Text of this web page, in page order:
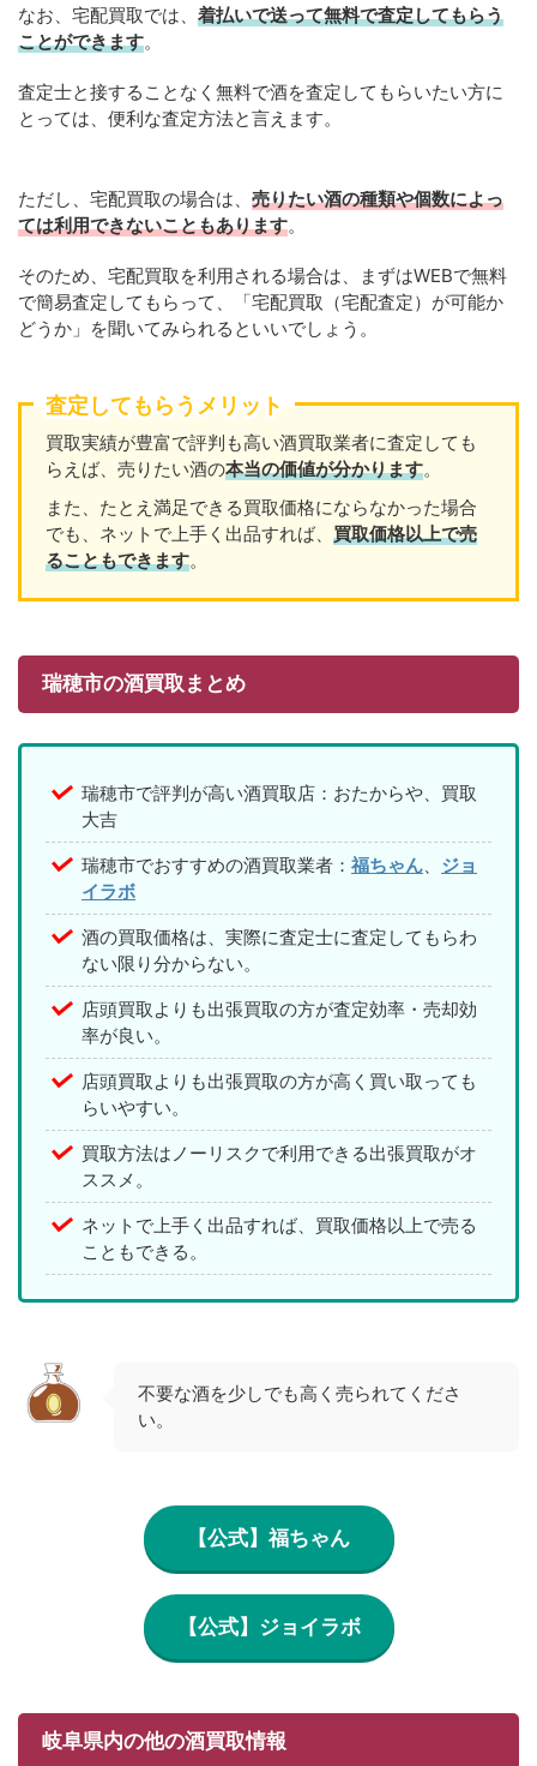
なお、宅配買取では、 着払いで送って無料で査定してもらう
ことができます。
査定士と接することなく無料で酒を査定してもらいたい方に
とっては、便利な査定方法と言えます。
ただし、宅配買取の場合は、 売りたい酒の種類や個数によっ
ては利用できないこともあります。
そのため、宅配買取を利用される場合は、まずはWEBで無料
で簡易査定してもらって、「宅配買取（宅配査定）が可能か
どうか」を聞いてみられるといいでしょう。
査定してもらうメリット
買取実績が豊富で評判も高い酒買取業者に査定しても
らえば、売りたい酒の本当の価値が分かります。
また、たとえ満足できる買取価格にならなかった場合
でも、ネットで上手く出品すれば、 買取価格以上で売
ることもできます。
瑞穂市の酒買取まとめ
瑞穂市で評判が高い酒買取店：おたからや、買取
大吉
瑞穂市でおすすめの酒買取業者： 福ちゃん
ジョ
イラボ
酒の買取価格は、実際に査定士に査定してもらわ
ない限り分からない。
店頭買取よりも出張買取の方が査定効率・売却効
率が良い。
店頭買取よりも出張買取の方が高く買い取っても
らいやすい。
買取方法はノーリスクで利用できる出張買取がオ
ススメ。
ネットで上手く出品すれば、買取価格以上で売る
こともできる。
不要な酒を少しでも高く売られてくださ
い。
【公式】福ちゃん
【公式】ジョイラボ
岐阜県内の他の酒買取情報